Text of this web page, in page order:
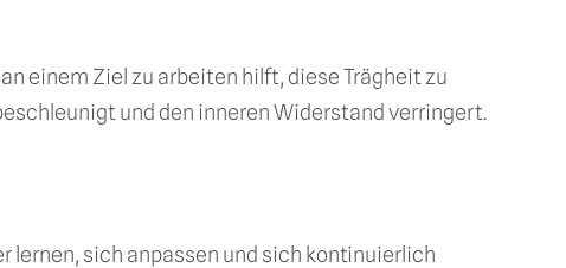
einem Ziel zu arbeiten hilft, diese Trägheit zu
und den inneren Widerstand verringert.
lernen, sich anpassen und sich kontinuierlich